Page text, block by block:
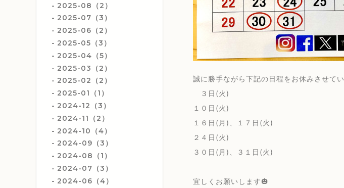
2025-08（2）
2025-07（3）
2025-06（2）
2025-05（3）
2025-04（5）
2025-03（2）
2025-02（2）
2025-01（1）
2024-12（3）
2024-11（2）
2024-10（4）
2024-09（3）
2024-08（1）
2024-07（3）
2024-06（4）
誠に勝手ながら下記の日程をお休みさせてい
３日(火)
１０日(火)
１６日(月)、１７日(火)
２４日(火)
３０日(月)、３１日(火)
宜しくお願いします🎃